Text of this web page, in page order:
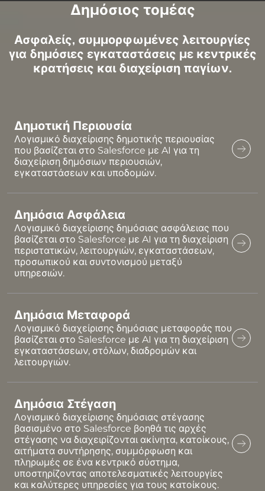
Δημόσιος τομέας
Ασφαλείς, συμμορφωμένες λειτουργίες
για δημόσιες εγκαταστάσεις με κεντρικές
κρατήσεις και διαχείριση παγίων.
Δημοτική Περιουσία
Λογισμικό διαχείρισης δημοτικής περιουσίας
που βασίζεται στο Salesforce με AI για τη
διαχείριση δημόσιων περιουσιών,
εγκαταστάσεων και υποδομών.
Δημόσια Ασφάλεια
Λογισμικό διαχείρισης δημόσιας ασφάλειας που
βασίζεται στο Salesforce με AI για τη διαχείριση
περιστατικών, λειτουργιών, εγκαταστάσεων,
προσωπικού και συντονισμού μεταξύ
υπηρεσιών.
Δημόσια Μεταφορά
Λογισμικό διαχείρισης δημόσιας μεταφοράς που
βασίζεται στο Salesforce με AI για τη διαχείριση
εγκαταστάσεων, στόλων, διαδρομών και
λειτουργιών.
Δημόσια Στέγαση
Λογισμικό διαχείρισης δημόσιας στέγασης
βασισμένο στο Salesforce βοηθά τις αρχές
στέγασης να διαχειρίζονται ακίνητα, κατοίκους,
αιτήματα συντήρησης, συμμόρφωση και
πληρωμές σε ένα κεντρικό σύστημα,
υποστηρίζοντας αποτελεσματικές λειτουργίες
και καλύτερες υπηρεσίες για τους κατοίκους.